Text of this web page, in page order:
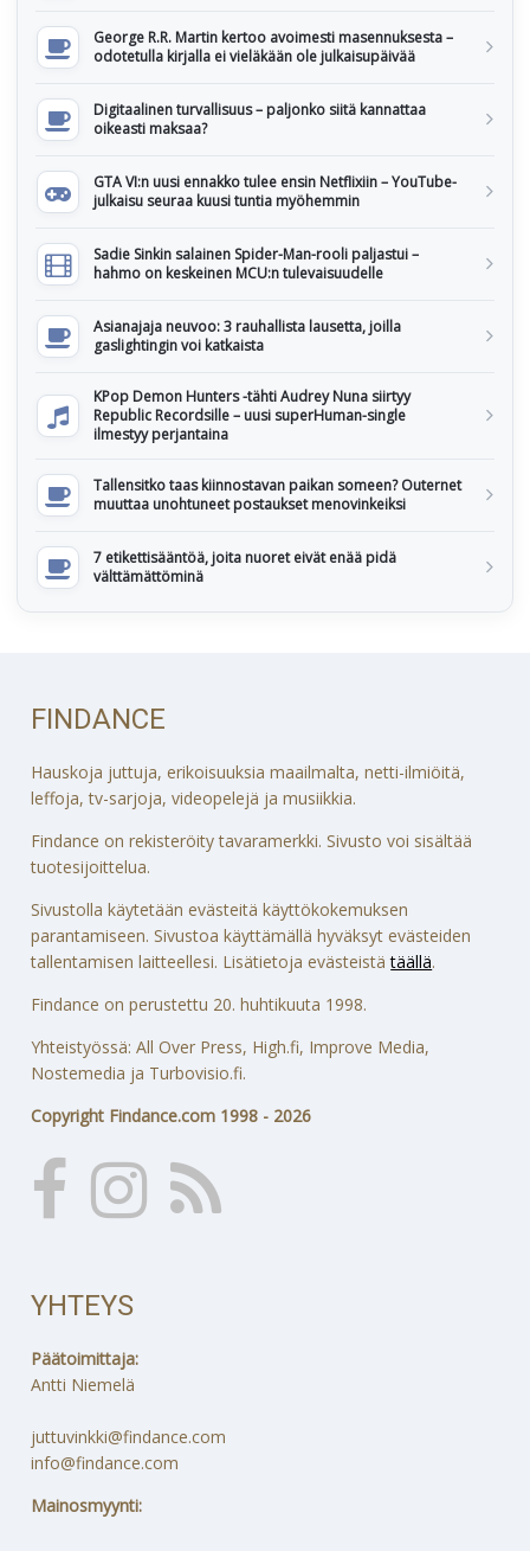
George R.R. Martin kertoo avoimesti masennuksesta –
odotetulla kirjalla ei vieläkään ole julkaisupäivää
Digitaalinen turvallisuus – paljonko siitä kannattaa
oikeasti maksaa?
GTA VI:n uusi ennakko tulee ensin Netflixiin – YouTube-
julkaisu seuraa kuusi tuntia myöhemmin
Sadie Sinkin salainen Spider-Man-rooli paljastui –
hahmo on keskeinen MCU:n tulevaisuudelle
Asianajaja neuvoo: 3 rauhallista lausetta, joilla
gaslightingin voi katkaista
KPop Demon Hunters -tähti Audrey Nuna siirtyy
Republic Recordsille – uusi superHuman-single
ilmestyy perjantaina
Tallensitko taas kiinnostavan paikan someen? Outernet
muuttaa unohtuneet postaukset menovinkeiksi
7 etikettisääntöä, joita nuoret eivät enää pidä
välttämättöminä
FINDANCE
Hauskoja juttuja, erikoisuuksia maailmalta, netti-ilmiöitä,
leffoja, tv-sarjoja, videopelejä ja musiikkia.
Findance on rekisteröity tavaramerkki. Sivusto voi sisältää
tuotesijoittelua.
Sivustolla käytetään evästeitä käyttökokemuksen
parantamiseen. Sivustoa käyttämällä hyväksyt evästeiden
tallentamisen laitteellesi. Lisätietoja evästeistätäällä.
Findance on perustettu 20. huhtikuuta 1998.
Yhteistyössä: All Over Press, High.fi, Improve Media,
Nostemedia ja Turbovisio.fi.
Copyright Findance.com 1998 - 2026
YHTEYS
Päätoimittaja:
Antti Niemelä
juttuvinkki@findance.com
info@findance.com
Mainosmyynti: